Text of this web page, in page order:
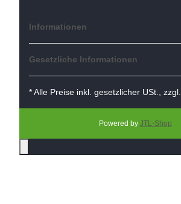
Informationen
Gesetzliche Informationen
* Alle Preise inkl. gesetzlicher USt., zzgl.
Powered by JTL-Shop